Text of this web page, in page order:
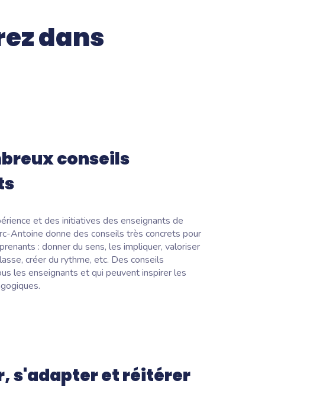
dans
conseils
et des initiatives des enseignants de
Antoine donne des conseils très concrets pour
: donner du sens, les impliquer, valoriser
créer du rythme, etc. Des conseils
les enseignants et qui peuvent inspirer les
s'adapter et réitérer